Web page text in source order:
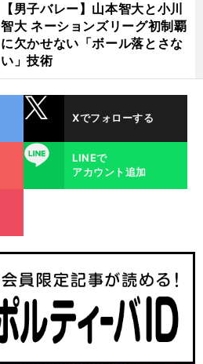
【男子バレー】山本智大と小川
智大 ネーションズリーグ初制覇
に欠かせない「ボール落とさな
い」技術
Xでフォローする
LINE
LINEで
アカウント追加